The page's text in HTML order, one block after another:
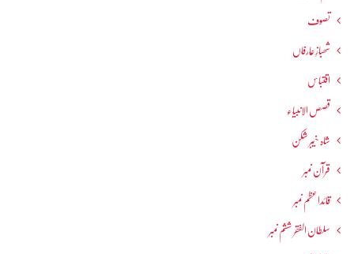
تصوف
شھبازِ عارفاں
اقتباس
قصص الانبیاء
شاہ خیبر شکن
قرآن نمبر
قائداعظم نمبر
سلطان الفقر ششم نمبر